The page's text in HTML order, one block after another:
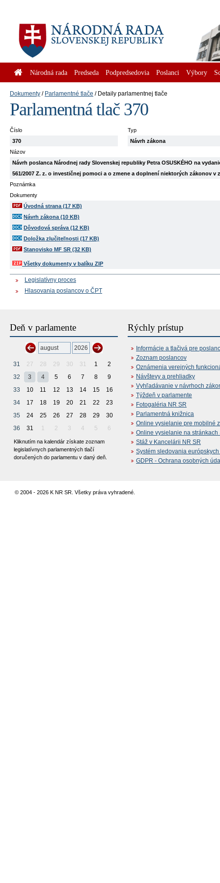
Národná rada Predseda Podpredsedovia Poslanci Výbory
Dokumenty Parlamentné tlače Detaily parlamentnej tlače
Parlamentná tlač 370
Číslo
370
Typ
Návrh zákona
Názov
Návrh poslanca Národnej rady Slovenskej republiky Petra OSUSKÉHO na
561/2007 Z. z. o investičnej pomoci a o zmene a doplnení niektorých zákonov v
Poznámka
Dokumenty
Úvodná strana (17 KB)
Návrh zákona (10 KB)
Dôvodová správa (12 KB)
Doložka zlučiteľnosti (17 KB)
Stanovisko MF SR (32 KB)
Všetky dokumenty v balíku ZIP
Legislatívny proces
Hlasovania poslancov o ČPT
Deň v parlamente
31 27 28 29 30 31 1
2
32
3 4 5 6 7 8
9
33
10 11 12 13 14 15
16
34
17 18 19 20 21 22
23
35
24 25 26 27 28 29
30
36
31 1 2 3 4 5 6
Kliknutím na kalendár získate zoznam
legislatívnych parlamentných tlačí
doručených do parlamentu v daný deň.
Rýchly prístup
Informácie a tlačivá pre
Zoznam poslancov
Oznámenia verejných
Návštevy a prehliadky
Vyhľadávanie v návrhoch
Týždeň v parlamente
Fotogaléria NR SR
Parlamentná knižnica
Online vysielanie pre mobilné
Online vysielanie na stránkach
Stáž v Kancelárii NR SR
Systém sledovania
GDPR - Ochrana osobných
© 2004 - 2026 K NR SR. Všetky práva vyhradené.